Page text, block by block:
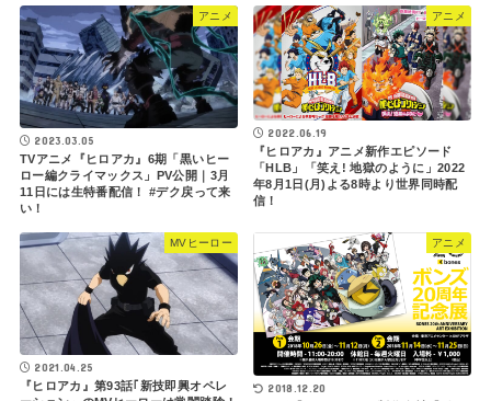
アニメ
2023.03.05
TVアニメ『ヒロアカ』6期「黒いヒー
ロー編クライマックス」PV公開｜3月
11日には生特番配信！ #デク戻って来
い！
アニメ
2022.06.19
『ヒロアカ』アニメ新作エピソード
「HLB」「笑え! 地獄のように」2022
年8月1日(月)よる8時より世界同時配
信！
MVヒーロー
2021.04.25
『ヒロアカ』第93話｢新技即興オペレ
アニメ
2018.12.20